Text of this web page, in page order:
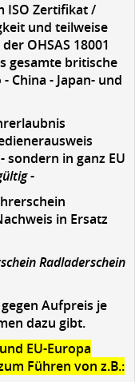
ISO Zertifikat /
und teilweise
OHSAS 18001
gesamte britische
China - Japan- und
in ganz EU
-
in Ersatz
Radladerschein
Aufpreis je
dazu gibt.
EU-Europa
Führen von z.B.: